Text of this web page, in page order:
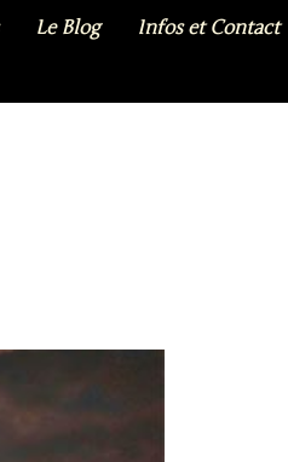
Le Blog Infos et Contact